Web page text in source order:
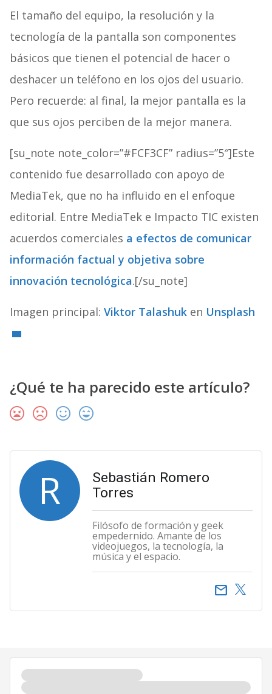
El tamaño del equipo, la resolución y la
tecnología de la pantalla son componentes
básicos que tienen el potencial de hacer o
deshacer un teléfono en los ojos del usuario.
Pero recuerde: al final, la mejor pantalla es la
que sus ojos perciben de la mejor manera.
[su_note note_color=”#FCF3CF” radius=”5″]Este
contenido fue desarrollado con apoyo de
MediaTek, que no ha influido en el enfoque
editorial. Entre MediaTek e Impacto TIC existen
acuerdos comerciales a efectos de comunicar
información factual y objetiva sobre
innovación tecnológica.[/su_note]
Imagen principal: Viktor Talashuken Unsplash
¿Qué te ha parecido este artículo?
R
Sebastián Romero
Torres
Filósofo de formación y geek
empedernido. Amante de los
videojuegos, la tecnología, la
música y el espacio.
email